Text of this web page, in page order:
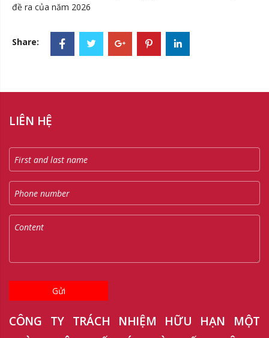
đề ra của năm 2026
Share:
LIÊN HỆ
Gửi
CÔNG TY TRÁCH NHIỆM HỮU HẠN MỘT